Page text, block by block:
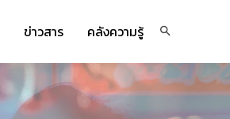
ข่าวสาร คลังความรู้